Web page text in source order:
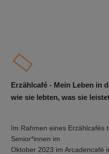
Erzählcafé - Mein Leben in
wie sie lebten, was sie
Im Rahmen eines Erzählcafés
Senior*innen im
Oktober 2023 im Arcadencafé